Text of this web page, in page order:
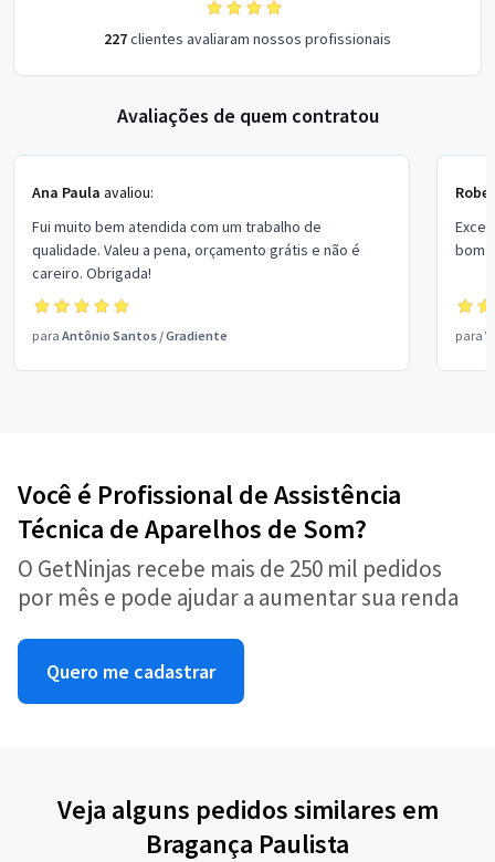
227clientes avaliaram nossos profissionais
Avaliações de quem contratou
Ana Paula avaliou:
Fui muito bem atendida com um trabalho de
qualidade. Valeu a pena, orçamento grátis e não é
careiro. Obrigada!
para Antônio Santos /Gradiente
bom
para
Você é Profissional de Assistência
Técnica de Aparelhos de Som?
O GetNinjas recebe mais de 250 mil pedidos
por mês e pode ajudar a aumentar sua renda
Quero me cadastrar
Veja alguns pedidos similares em
Bragança Paulista